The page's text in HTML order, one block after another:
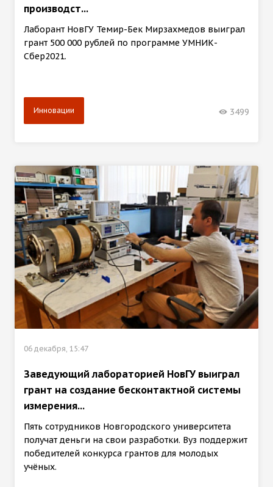
производст...
Лаборант НовГУ Темир-Бек Мирзахмедов выиграл
грант 500 000 рублей по программе УМНИК-
Сбер2021.
Инновации 3499
06 декабря, 15:47
Заведующий лабораторией НовГУ выиграл
грант на создание бесконтактной системы
измерения...
Пять сотрудников Новгородского университета
получат деньги на свои разработки. Вуз поддержит
победителей конкурса грантов для молодых
учёных.